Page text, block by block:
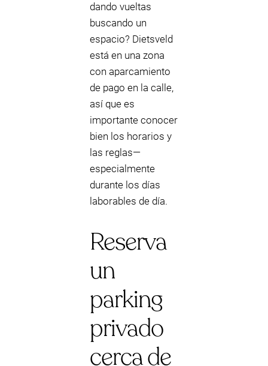
dando vueltas
buscando un
espacio? Dietsveld
está en una zona
con aparcamiento
de pago en la calle,
así que es
importante conocer
bien los horarios y
las reglas—
especialmente
durante los días
laborables de día.
Reserva
un
parking
privado
cerca de